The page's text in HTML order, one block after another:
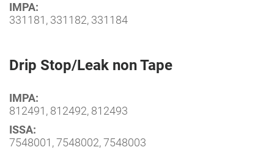
IMPA:
331181, 331182, 331184
Drip Stop/Leak non Tape
IMPA:
812491, 812492, 812493
ISSA:
7548001, 7548002, 7548003